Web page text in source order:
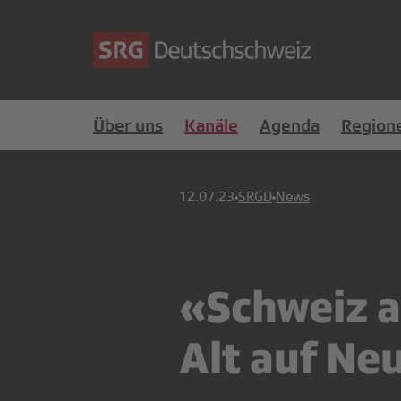
Über uns Kanäle Agenda
12.07.23 SRGD News
«Schweiz
Alt auf